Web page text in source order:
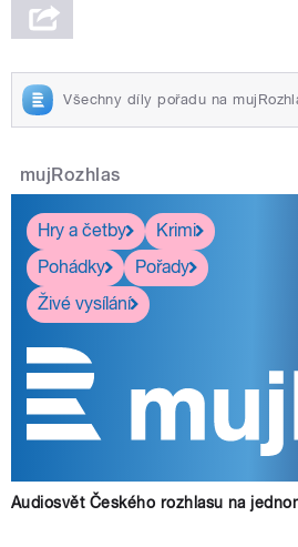
Všechny díly pořadu na
mujRozhlas
Hry a četby
Krimi
Pohádky
Pořady
Živé vysílání
Audiosvět Českého rozhlasu na